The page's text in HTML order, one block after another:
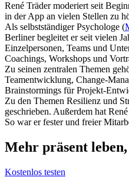
René Träder moderiert seit
in der App an vielen Stellen zu
Als selbstständiger Psychologe (
Berliner begleitet er seit vielen
Einzelpersonen, Teams und
Coachings, Workshops und
Zu seinen zentralen Themen
Teamentwicklung, Change-
Brainstormings für Projekt-
Zu den Themen Resilienz und
geschrieben. Außerdem hat
So war er fester und freier
Mehr präsent
Kostenlos testen